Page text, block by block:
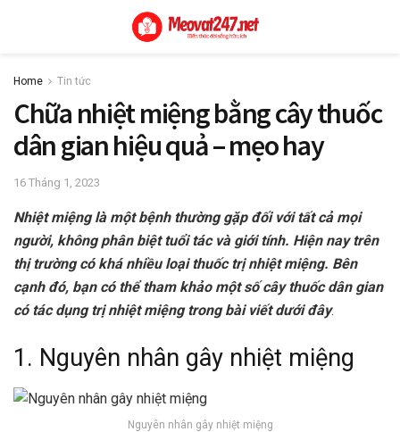
Home Tin tức
Chữa nhiệt miệng bằng cây thuốc
dân gian hiệu quả – mẹo hay
16 Tháng 1, 2023
Nhiệt miệng là một bệnh thường gặp đối với tất cả mọi
người, không phân biệt tuổi tác và giới tính. Hiện nay trên
thị trường có khá nhiều loại thuốc trị nhiệt miệng. Bên
cạnh đó, bạn có thể tham khảo một số cây thuốc dân gian
có tác dụng trị nhiệt miệng trong bài viết dưới đây.
1. Nguyên nhân gây nhiệt miệng
Nguyên nhân gây nhiệt miệng